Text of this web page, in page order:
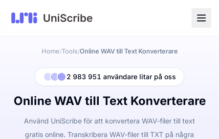
Home/Tools/Online WAV till Text Konverterare
2 983 951 användare litar på oss
Online WAV till Text Konverterare
Använd UniScribe för att konvertera WAV-filer till text
gratis online. Transkribera WAV-filer till TXT på några